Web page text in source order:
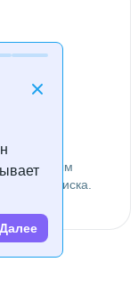
Далее
заданным
поиска.